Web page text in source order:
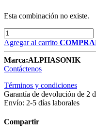
Esta combinación no existe.
Agregar al carrito
Marca:ALPHASONIK
Contáctenos
Términos y condiciones
Garantía de devolución de 2
Envío: 2-5 días laborales
Compartir